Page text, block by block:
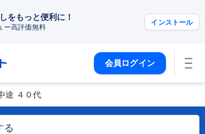
をもっと便利に！
ー高評価無料
インストール
会員ログイン
途 ４０代
る